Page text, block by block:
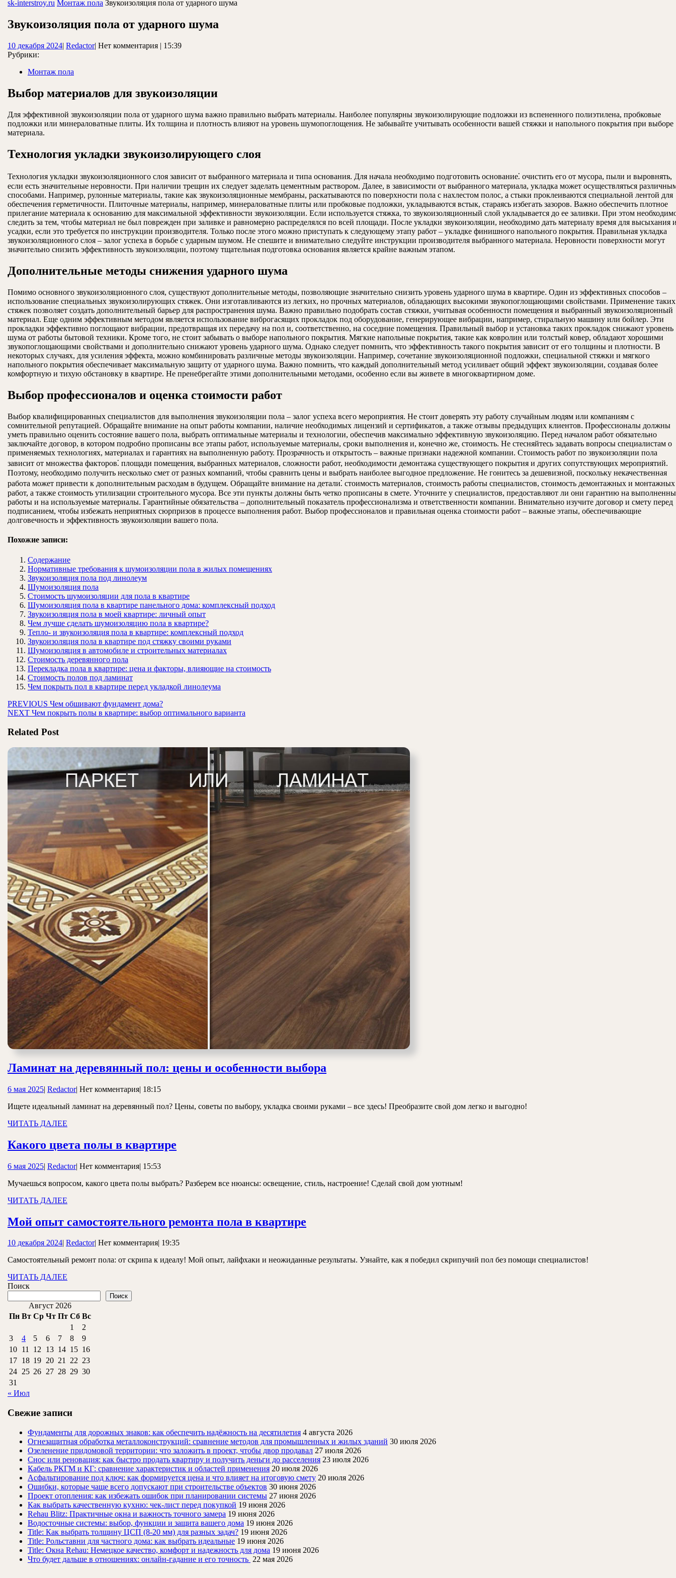
sk-interstroy.ru Монтаж пола Звукоизоляция пола от ударного шума
Звукоизоляция пола от ударного шума
10 декабря 202410
| RedactorRedactor
| Нет комментария | 15:39
Рубрики:
Монтаж пола
Выбор материалов для звукоизоляции
Для эффективной звукоизоляции пола от ударного шума важно правильно выбрать материалы. Наиболее популярны звукоизолирующие подложки из вспененного полиэтилена, пробковые
подложки или минераловатные плиты. Их толщина и плотность влияют на уровень шумопоглощения. Не забывайте учитывать особенности вашей стяжки и напольного покрытия при выборе
материала.
Технология укладки звукоизолирующего слоя
Технология укладки звукоизоляционного слоя зависит от выбранного материала и типа основания. Для начала необходимо подготовить основание⁚ очистить его от мусора, пыли и выровнять,
если есть значительные неровности. При наличии трещин их следует заделать цементным раствором. Далее, в зависимости от выбранного материала, укладка может осуществляться
способами. Например, рулонные материалы, такие как звукоизоляционные мембраны, раскатываются по поверхности пола с нахлестом полос, а стыки проклеиваются специальной лентой для
обеспечения герметичности. Плиточные материалы, например, минераловатные плиты или пробковые подложки, укладываются встык, стараясь избегать зазоров. Важно обеспечить плотное
прилегание материала к основанию для максимальной эффективности звукоизоляции. Если используется стяжка, то звукоизоляционный слой укладывается до ее заливки. При этом
следить за тем, чтобы материал не был поврежден при заливке и равномерно распределялся по всей площади. После укладки звукоизоляции, необходимо дать материалу время для высыхания
усадки, если это требуется по инструкции производителя. Только после этого можно приступать к следующему этапу работ – укладке финишного напольного покрытия. Правильная укладка
звукоизоляционного слоя – залог успеха в борьбе с ударным шумом. Не спешите и внимательно следуйте инструкции производителя выбранного материала. Неровности поверхности могут
значительно снизить эффективность звукоизоляции, поэтому тщательная подготовка основания является крайне важным этапом.
Дополнительные методы снижения ударного шума
Помимо основного звукоизоляционного слоя, существуют дополнительные методы, позволяющие значительно снизить уровень ударного шума в квартире. Один из эффективных способов –
использование специальных звукоизолирующих стяжек. Они изготавливаются из легких, но прочных материалов, обладающих высокими звукопоглощающими свойствами. Применение таких
стяжек позволяет создать дополнительный барьер для распространения шума. Важно правильно подобрать состав стяжки, учитывая особенности помещения и выбранный звукоизоляционный
материал. Еще одним эффективным методом является использование виброгасящих прокладок под оборудование, генерирующее вибрации, например, стиральную машину или бойлер. Эти
прокладки эффективно поглощают вибрации, предотвращая их передачу на пол и, соответственно, на соседние помещения. Правильный выбор и установка таких прокладок снижают уровень
шума от работы бытовой техники. Кроме того, не стоит забывать о выборе напольного покрытия. Мягкие напольные покрытия, такие как ковролин или толстый ковер, обладают хорошими
звукопоглощающими свойствами и дополнительно снижают уровень ударного шума. Однако следует помнить, что эффективность такого покрытия зависит от его толщины и плотности. В
некоторых случаях, для усиления эффекта, можно комбинировать различные методы звукоизоляции. Например, сочетание звукоизоляционной подложки, специальной стяжки и мягкого
напольного покрытия обеспечивает максимальную защиту от ударного шума. Важно помнить, что каждый дополнительный метод усиливает общий эффект звукоизоляции, создавая более
комфортную и тихую обстановку в квартире. Не пренебрегайте этими дополнительными методами, особенно если вы живете в многоквартирном доме.
Выбор профессионалов и оценка стоимости работ
Выбор квалифицированных специалистов для выполнения звукоизоляции пола – залог успеха всего мероприятия. Не стоит доверять эту работу случайным людям или компаниям с
сомнительной репутацией. Обращайте внимание на опыт работы компании, наличие необходимых лицензий и сертификатов, а также отзывы предыдущих клиентов. Профессионалы должны
уметь правильно оценить состояние вашего пола, выбрать оптимальные материалы и технологии, обеспечив максимально эффективную звукоизоляцию. Перед началом работ обязательно
заключайте договор, в котором подробно прописаны все этапы работ, используемые материалы, сроки выполнения и, конечно же, стоимость. Не стесняйтесь задавать вопросы специалистам о
применяемых технологиях, материалах и гарантиях на выполненную работу. Прозрачность и открытость – важные признаки надежной компании. Стоимость работ по звукоизоляции пола
зависит от множества факторов⁚ площади помещения, выбранных материалов, сложности работ, необходимости демонтажа существующего покрытия и других сопутствующих мероприятий.
Поэтому, необходимо получить несколько смет от разных компаний, чтобы сравнить цены и выбрать наиболее выгодное предложение. Не гонитесь за дешевизной, поскольку некачественная
работа может привести к дополнительным расходам в будущем. Обращайте внимание на детали⁚ стоимость материалов, стоимость работы специалистов, стоимость демонтажных и монтажных
работ, а также стоимость утилизации строительного мусора. Все эти пункты должны быть четко прописаны в смете. Уточните у специалистов, предоставляют ли они гарантию на
работы и на используемые материалы. Гарантийные обязательства – дополнительный показатель профессионализма и ответственности компании. Внимательно изучите договор и смету перед
подписанием, чтобы избежать неприятных сюрпризов в процессе выполнения работ. Выбор профессионалов и правильная оценка стоимости работ – важные этапы, обеспечивающие
долговечность и эффективность звукоизоляции вашего пола.
Похожие записи:
Содержание
Нормативные требования к шумоизоляции пола в жилых помещениях
Звукоизоляция пола под линолеум
Шумоизоляция пола
Стоимость шумоизоляции для пола в квартире
Шумоизоляция пола в квартире панельного дома: комплексный подход
Звукоизоляция пола в моей квартире: личный опыт
Чем лучше сделать шумоизоляцию пола в квартире?
Тепло- и звукоизоляция пола в квартире: комплексный подход
Звукоизоляция пола в квартире под стяжку своими руками
Шумоизоляция в автомобиле и строительных материалах
Стоимость деревянного пола
Перекладка пола в квартире: цена и факторы, влияющие на стоимость
Стоимость полов под ламинат
Чем покрыть пол в квартире перед укладкой линолеума
Навигация
по
записям
PREVIOUS Предыдущая
запись:
Чем обшивают фундамент дома?
NEXT Следующая
Чем покрыть полы в квартире: выбор оптимального варианта
Related Post
Ламинат на деревянный пол: цены и особенности выбора
пол:
6 мая 20256
2025
| RedactorRedactor
| Нет комментария| 18:15
Ищете идеальный ламинат на деревянный пол? Цены, советы по выбору, укладка своими руками – все здесь! Преобразите свой дом легко и выгодно!
ЧИТАТЬ ДАЛЕЕ
Какого цвета полы в квартире
в
6 мая 20256
2025
| RedactorRedactor
| Нет комментария| 15:53
Мучаешься вопросом, какого цвета полы выбрать? Разберем все нюансы: освещение, стиль, настроение! Сделай свой дом уютным!
ЧИТАТЬ ДАЛЕЕ
Мой опыт самостоятельного ремонта пола в квартире
ремонта
10 декабря 202410
2024
RedactorRedactor
| Нет комментария 19:35
Самостоятельный ремонт пола: от скрипа к идеалу! Мой опыт, лайфхаки и неожиданные результаты. Узнайте, как я победил скрипучий пол без помощи специалистов!
ЧИТАТЬ ДАЛЕЕ
Поиск
Поиск
Август 2026
Пн Вт Ср Чт Пт Сб Вс
1
2
3
4 5 6 7 8
9
10 11 12 13 14 15 16
17 18 19 20 21 22 23
24 25 26 27 28 29 30
31
« Июл
Свежие записи
Фундаменты для дорожных знаков: как обеспечить надёжность на десятилетия 4 августа 2026
Огнезащитная обработка металлоконструкций: сравнение методов для промышленных и жилых зданий 30 июля 2026
Озеленение придомовой территории: что заложить в проект, чтобы двор продавал 27 июля 2026
Снос или реновация: как быстро продать квартиру и получить деньги до расселения 23 июля 2026
Кабель РКГМ и КГ: сравнение характеристик и областей применения 20 июля 2026
Асфальтирование под ключ: как формируется цена и что влияет на итоговую смету 20 июля 2026
Ошибки, которые чаще всего допускают при строительстве объектов 30 июня 2026
Проект отопления: как избежать ошибок при планировании системы 27 июня 2026
Как выбрать качественную кухню: чек-лист перед покупкой 19 июня 2026
Rehau Blitz: Практичные окна и важность точного замера 19 июня 2026
Водосточные системы: выбор, функции и защита вашего дома 19 июня 2026
Title: Как выбрать толщину ЦСП (8-20 мм) для разных задач? 19 июня 2026
Title: Рольставни для частного дома: как выбрать идеальные 19 июня 2026
Title: Окна Rehau: Немецкое качество, комфорт и надежность для дома 19 июня 2026
Что будет дальше в отношениях: онлайн-гадание и его точность 22 мая 2026